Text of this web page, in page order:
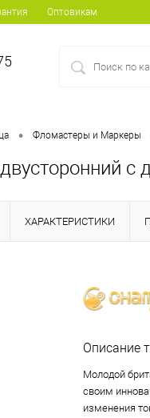
Оптовикам
• Фломастеры и Маркеры
с
ХАРАКТЕРИСТИКИ
Описание
Молодой
своим
изменения